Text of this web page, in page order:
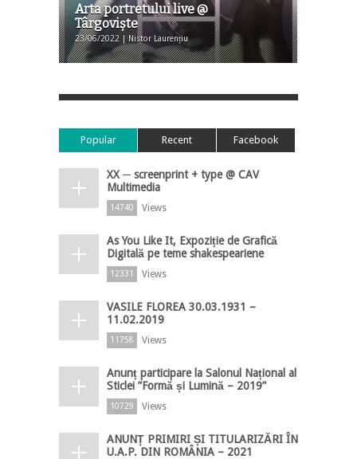
Arta portretului live @
Târgoviște
23/06/2022 | Nistor Laurențiu
Popular Recent Facebook
XX ─ screenprint + type @ CAV
Multimedia
14740 Views
As You Like It, Expoziție de Grafică
Digitală pe teme shakespeariene
12331 Views
VASILE FLOREA 30.03.1931 –
11.02.2019
11758 Views
Anunț participare la Salonul Național al
Sticlei ”Formă și Lumină – 2019”
10729 Views
ANUNȚ PRIMIRI ȘI TITULARIZĂRI ÎN
U.A.P. DIN ROMÂNIA – 2021